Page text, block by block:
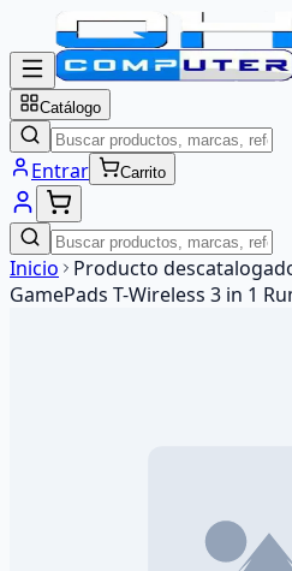
Catálogo
Entrar Carrito
Inicio Producto
GamePads T-Wireless 3 in 1